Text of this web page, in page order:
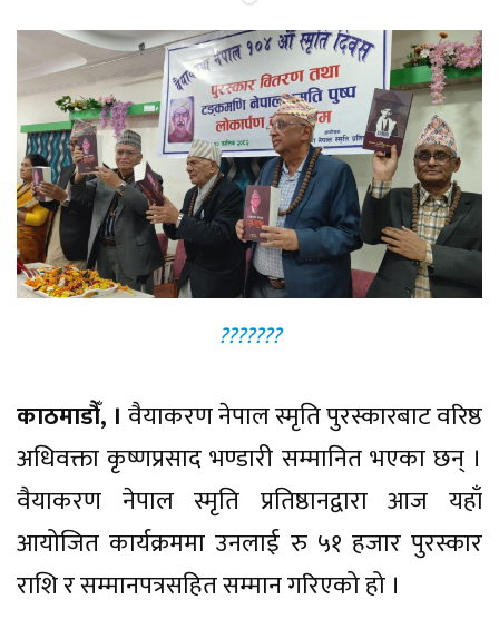
???????
काठमाडौँ, । वैयाकरण नेपाल स्मृति पुरस्कारबाट वरिष्ठ
अधिवक्ता कृष्णप्रसाद भण्डारी सम्मानित भएका छन् ।
वैयाकरण नेपाल स्मृति प्रतिष्ठानद्वारा आज यहाँ
आयोजित कार्यक्रममा उनलाई रु ५१ हजार पुरस्कार
राशि र सम्मानपत्रसहित सम्मान गरिएको हो ।